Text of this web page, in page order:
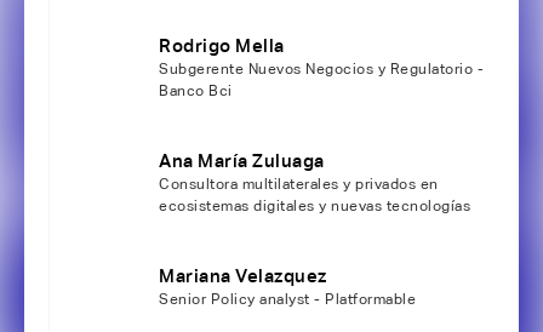
Rodrigo Mella
Subgerente Nuevos Negocios y Regulatorio -
Banco Bci
Ana María Zuluaga
Consultora multilaterales y privados en
ecosistemas digitales y nuevas tecnologías
Mariana Velazquez
Senior Policy analyst - Platformable